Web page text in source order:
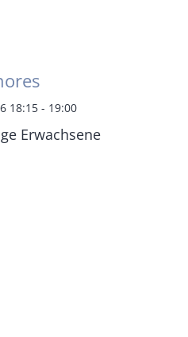
18:15 - 19:00
Erwachsene